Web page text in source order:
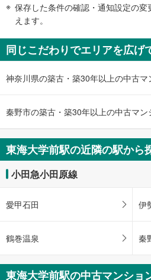
知
を
け
・
件
を
マ
イ
ー
に
す
保存した条件の確認・通知設定の変
えます。
同じこだわりでエリアを広げ
神奈川県の築古・築30年以上の中古マ
秦野市の築古・築30年以上の中古マン
東海大学前駅の近隣の駅から
小田急小田原線
愛甲石田 伊
鶴巻温泉 秦
東海大学前駅の中古マンショ